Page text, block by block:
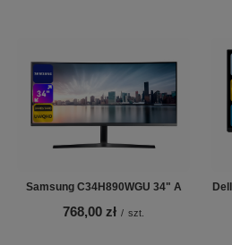
Samsung C34H890WGU 34" A
768,00 zł / szt.